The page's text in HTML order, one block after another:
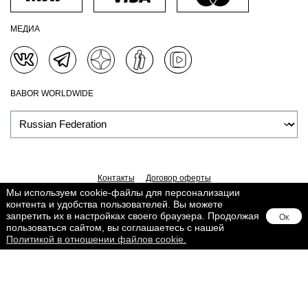
МЕДИА
BABOR WORLDWIDE
Контакты
Договор оферты
Политика обработки персональных данных
Доставка
Обработка персональных данных
Сведения о Cookies
Поддерживается вLighthouse
Мы используем cookie-файлы для персонализации
контента и удобства пользователей. Вы можете
запретить их в настройках своего браузера. Продолжая
пользоваться сайтом, вы соглашаетесь с нашей
Политикой в отношении файлов cookie.
Ок